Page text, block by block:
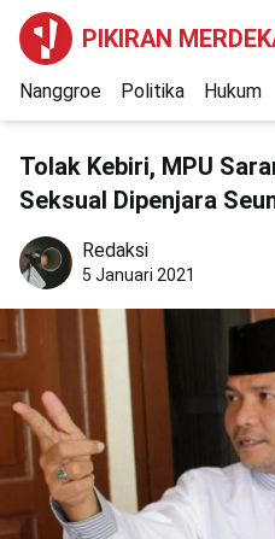
PIKIRAN
Nanggroe Politika Hukum
Tolak Kebiri, MPU
Seksual Dipenjara
Redaksi
5 Januari 2021